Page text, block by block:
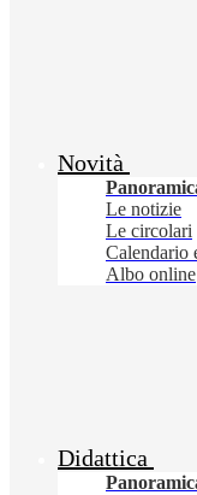
Novità
Le notizie
Le circolari
Calendario
Albo online
Didattica